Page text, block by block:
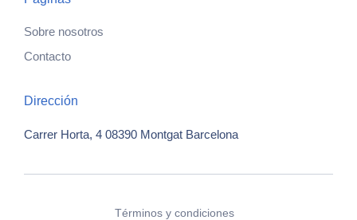
Sobre nosotros
Contacto
Dirección
Carrer Horta, 4 08390 Montgat Barcelona
Términos y condiciones